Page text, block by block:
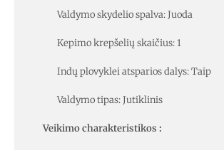
Valdymo skydelio spalva: Juoda
Kepimo krepšelių skaičius: 1
Indų plovyklei atsparios dalys: Taip
Valdymo tipas: Jutiklinis
Veikimo charakteristikos :